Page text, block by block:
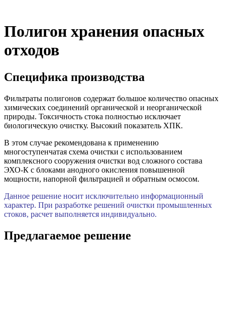
Полигон хранения опасных
отходов
Специфика производства
Фильтраты полигонов содержат большое количество опасных
химических соединений органической и неорганической
природы. Токсичность стока полностью исключает
биологическую очистку. Высокий показатель ХПК.
В этом случае рекомендована к применению
многоступенчатая схема очистки с использованием
комплексного сооружения очистки вод сложного состава
ЭХО-К с блоками анодного окисления повышенной
мощности, напорной фильтрацией и обратным осмосом.
Данное решение носит исключительно информационный
характер. При разработке решений очистки промышленных
стоков, расчет выполняется индивидуально.
Предлагаемое решение